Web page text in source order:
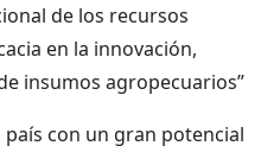
de los recursos
en la innovación,
insumos agropecuarios”
con un gran potencial